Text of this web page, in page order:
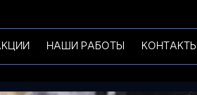
НАШИ РАБОТЫ КОНТАКТЫ